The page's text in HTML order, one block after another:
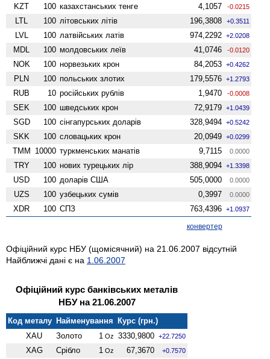
KZT 100 казахстанських тенге 4,1057 -0.0215
LTL 100 літовських літів 196,3808 +0.3511
LVL 100 латвійських латів 974,2292 +2.0208
MDL 100 молдовських леїв 41,0746 -0.0120
NOK 100 норвезьких крон 84,2053 +0.4262
PLN 100 польських злотих 179,5576 +1.2793
RUB 10 російських рублів 1,9470 -0.0008
SEK 100 шведських крон 72,9179 +1.0439
SGD 100 сінгапурських доларів 328,9494 +0.5242
SKK 100 словацьких крон 20,0949 +0.0299
TMM 10000 туркменських манатів 9,7115 0.0000
TRY 100 нових турецьких лір 388,9094 +1.3398
USD 100 доларів США 505,0000 0.0000
UZS 100 узбецьких сумів 0,3997 0.0000
XDR 100 СПЗ 763,4396 +1.0937
конвертер
Офіційний курс НБУ (щомісячний) на 21.06.2007 відсутній
Найближчі дані є на 1.06.2007
Офіційний курс банківських металів
НБУ на 21.06.2007
Код металу Найменування Курс (грн.)
XAU
Золото 1 Oz 3330,9800 +22.7250
XAG Срібло 1 Oz 67,3670 +0.7570